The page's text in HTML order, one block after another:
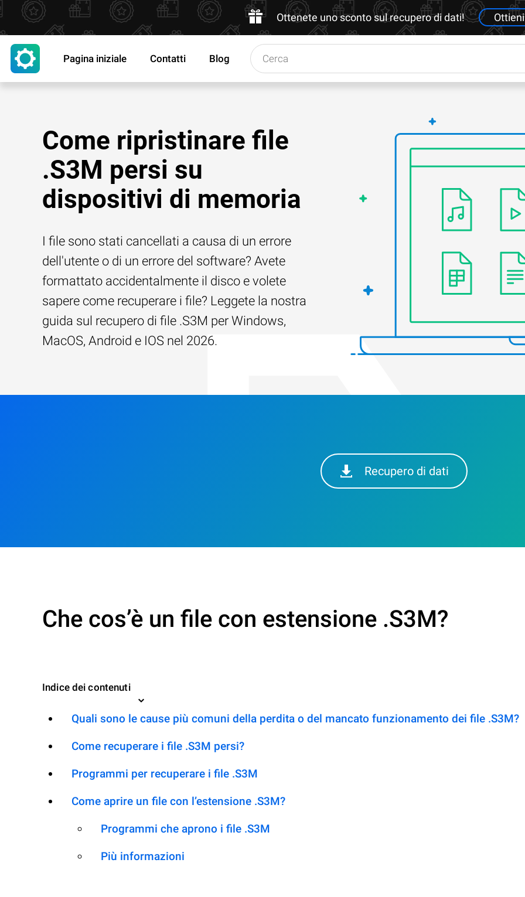
Ottenete uno sconto sul recupero di dati! Ottieni
Pagina iniziale Contatti Blog
Come ripristinare file
.S3M persi su
dispositivi di memoria
I file sono stati cancellati a causa di un errore
dell'utente o di un errore del software? Avete
formattato accidentalmente il disco e volete
sapere come recuperare i file? Leggete la nostra
guida sul recupero di file .S3M per Windows,
MacOS, Android e IOS nel 2026.
Recupero di dati
Che cos’è un file con estensione .S3M?
Indice dei contenuti
Quali sono le cause più comuni della perdita o del mancato funzionamento dei file .S3M?
Come recuperare i file .S3M persi?
Programmi per recuperare i file .S3M
Come aprire un file con l’estensione .S3M?
Programmi che aprono i file .S3M
Più informazioni